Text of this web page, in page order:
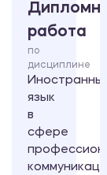
работа
по
дисциплине
Иностранный
язык
в
сфере